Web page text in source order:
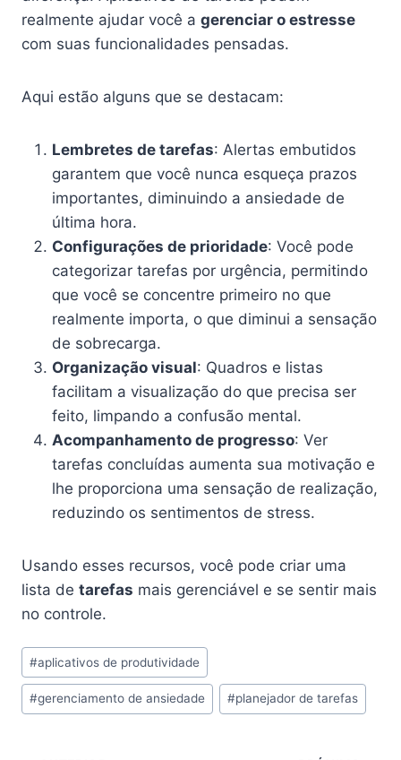
realmente ajudar você a gerenciar o estresse
com suas funcionalidades pensadas.
Aqui estão alguns que se destacam:
Lembretes de tarefas: Alertas embutidos
garantem que você nunca esqueça prazos
importantes, diminuindo a ansiedade de
última hora.
Configurações de prioridade: Você pode
categorizar tarefas por urgência, permitindo
que você se concentre primeiro no que
realmente importa, o que diminui a sensação
de sobrecarga.
Organização visual: Quadros e listas
facilitam a visualização do que precisa ser
feito, limpando a confusão mental.
Acompanhamento de progresso: Ver
tarefas concluídas aumenta sua motivação e
lhe proporciona uma sensação de realização,
reduzindo os sentimentos de stress.
Usando esses recursos, você pode criar uma
lista de tarefas mais gerenciável e se sentir mais
no controle.
Tags
do
Post:
#aplicativos de produtividade
#gerenciamento de ansiedade #planejador de tarefas